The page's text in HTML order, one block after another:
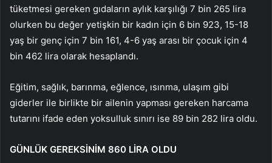
tüketmesi gereken gıdaların aylık karşılığı 7 bin 265 lira
olurken bu değer yetişkin bir kadın için 6 bin 923, 15-18
yaş bir genç için 7 bin 161, 4-6 yaş arası bir çocuk için 4
bin 462 lira olarak hesaplandı.
Eğitim, sağlık, barınma, eğlence, ısınma, ulaşım gibi
giderler ile birlikte bir ailenin yapması gereken harcama
tutarını ifade eden yoksulluk sınırı ise 89 bin 282 lira oldu.
GÜNLÜK GEREKSİNİM 860 LİRA OLDU